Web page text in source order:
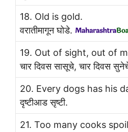
18. Old is gold.
वरातीमागून घोडे.
19. Out of sight, out of
चार दिवस सासूचे, चार दिवस
20. Every dogs has his
दृष्टीआड सृष्टी.
21. Too many cooks